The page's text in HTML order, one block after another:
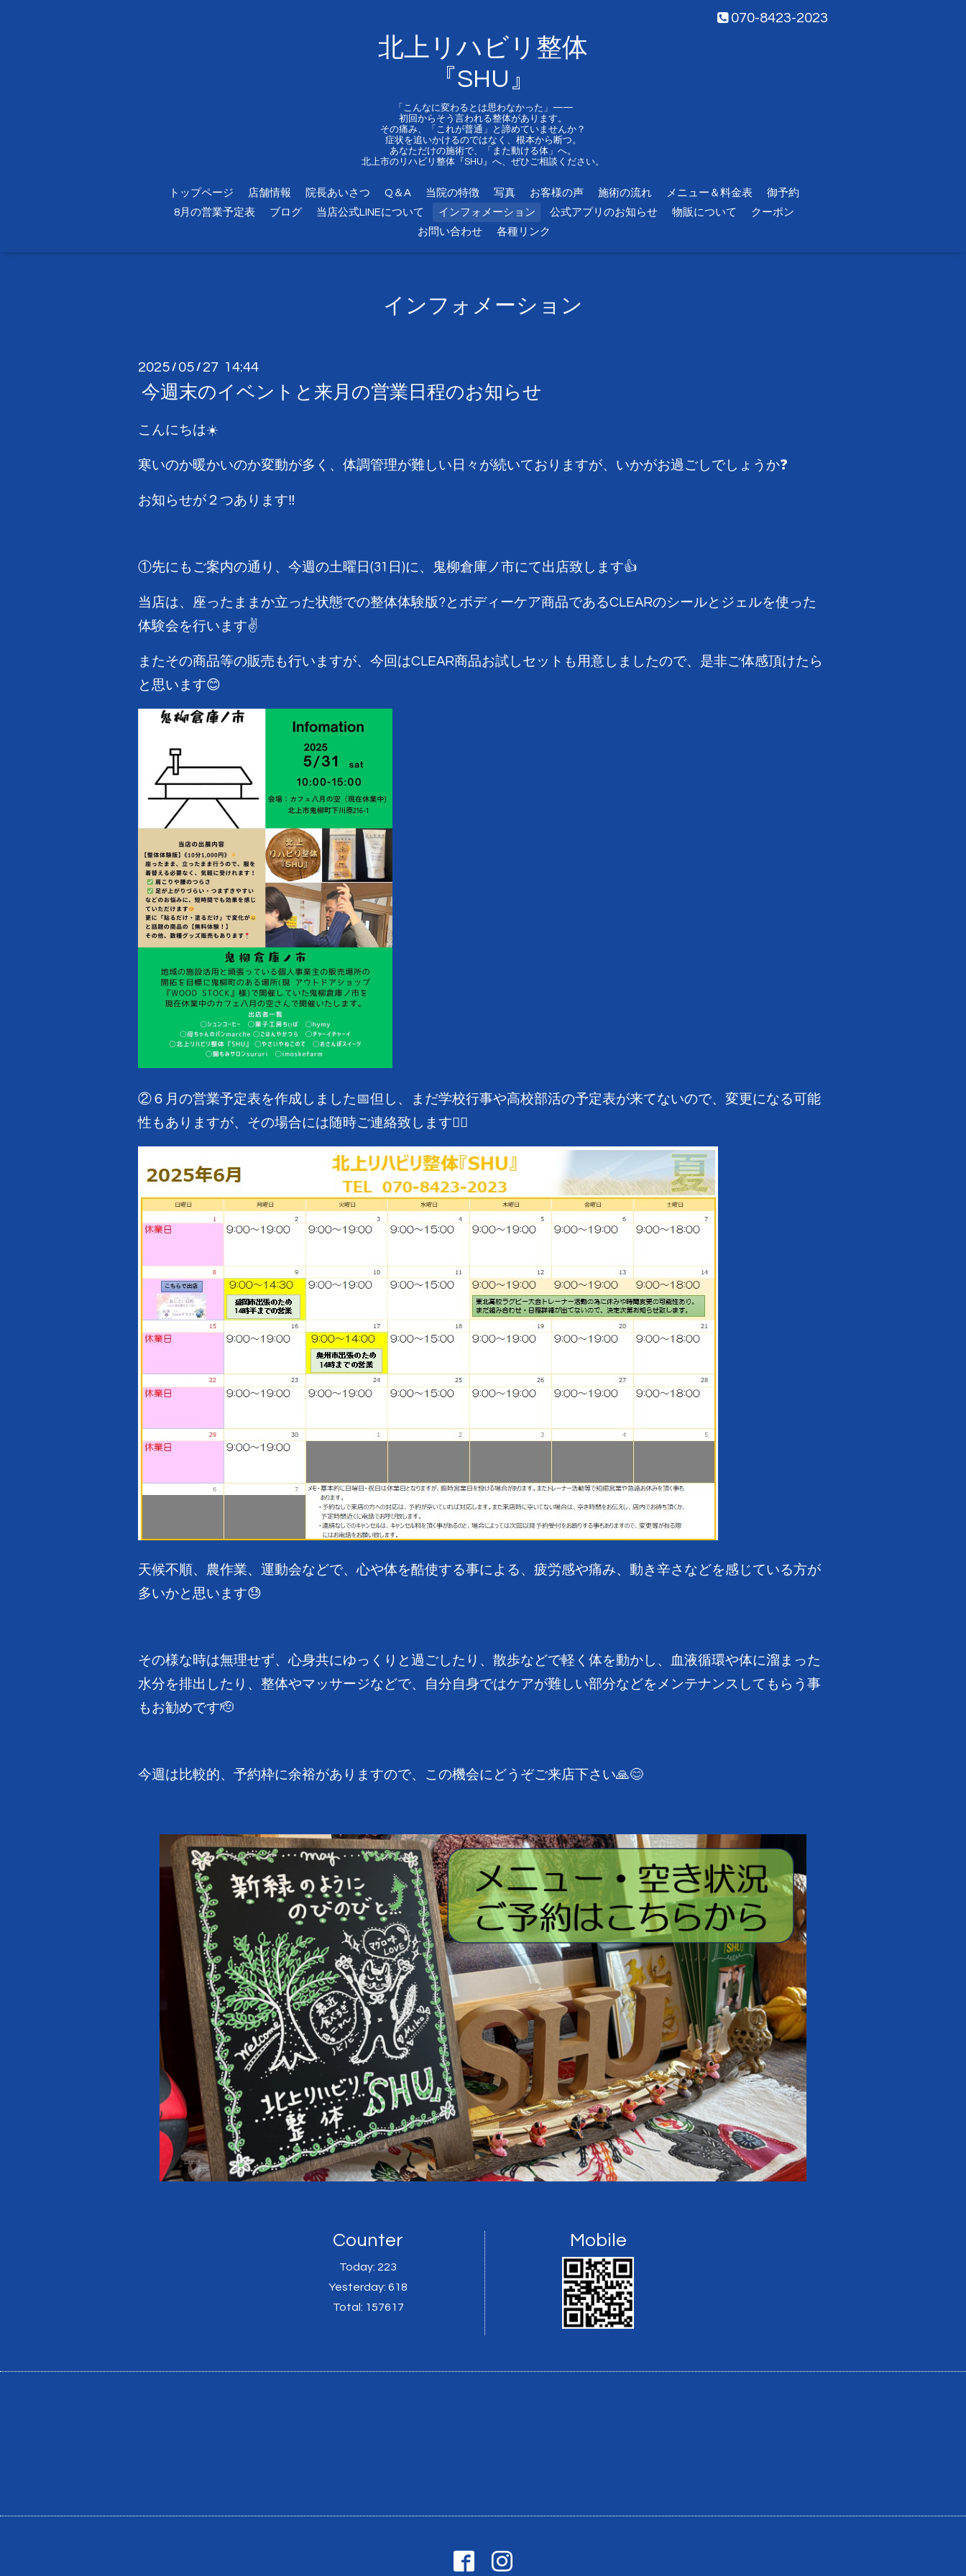
070-8423-2023
北上リハビリ整体
『SHU』
「こんなに変わるとは思わなかった」——
初回からそう言われる整体があります。
その痛み、「これが普通」と諦めていませんか？
症状を追いかけるのではなく、根本から断つ。
あなただけの施術で、「また動ける体」へ。
北上市のリハビリ整体『SHU』へ、ぜひご相談ください。
トップページ 店舗情報 院長あいさつ Q＆A 当院の特徴 写真 お客様の声 施術の流れ メニュー＆料金表
御予約
8月の営業予定表
ブログ 当店公式LINEについて インフォメーション 公式アプリのお知らせ 物販について
クーポン
お問い合わせ
各種リンク
インフォメーション
2025 / 05 / 27 14:44
今週末のイベントと来月の営業日程のお知らせ
こんにちは☀️
寒いのか暖かいのか変動が多く、体調管理が難しい日々が続いておりますが、いかがお過ごしでしょうか❓
お知らせが２つあります‼️
①先にもご案内の通り、今週の土曜日(31日)に、鬼柳倉庫ノ市にて出店致します👍
当店は、座ったままか立った状態での整体体験版?とボディーケア商品であるCLEARのシールとジェルを使った
体験会を行います✌️
またその商品等の販売も行いますが、今回はCLEAR商品お試しセットも用意しましたので、是非ご体感頂けたら
と思います😊
②６月の営業予定表を作成しました📅但し、まだ学校行事や高校部活の予定表が来てないので、変更になる可能
性もありますが、その場合には随時ご連絡致します🙇‍♂️
天候不順、農作業、運動会などで、心や体を酷使する事による、疲労感や痛み、動き辛さなどを感じている方が
多いかと思います😓
その様な時は無理せず、心身共にゆっくりと過ごしたり、散歩などで軽く体を動かし、血液循環や体に溜まった
水分を排出したり、整体やマッサージなどで、自分自身ではケアが難しい部分などをメンテナンスしてもらう事
もお勧めです🫡
今週は比較的、予約枠に余裕がありますので、この機会にどうぞご来店下さい🙏😊
Counter
Today: 223
Yesterday:618
Total: 157617
Mobile